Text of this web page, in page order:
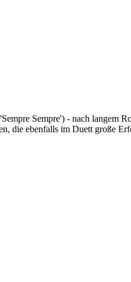
Sempre') - nach langem
die ebenfalls im Duett große